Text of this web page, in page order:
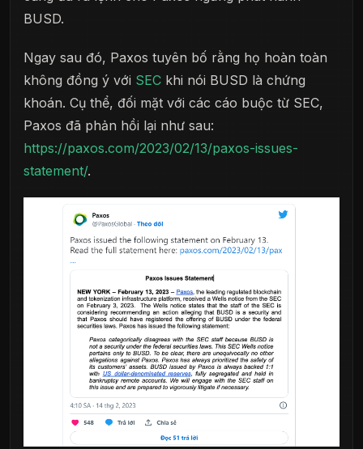
BUSD.
Ngay sau đó, Paxos tuyên bố rằng họ hoàn toàn
không đồng ý với SEC khi nói BUSD là chứng
khoán. Cụ thể, đối mặt với các cáo buộc từ SEC,
Paxos đã phản hồi lại như sau:
https://paxos.com/2023/02/13/paxos-issues-
statement/.